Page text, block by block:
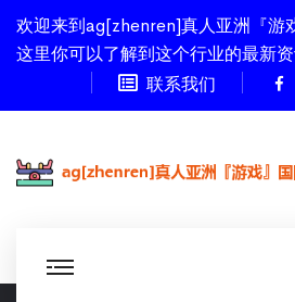
欢迎来到ag[zhenren]真人亚洲『游
这里你可以了解到这个行业的最新
联系我们